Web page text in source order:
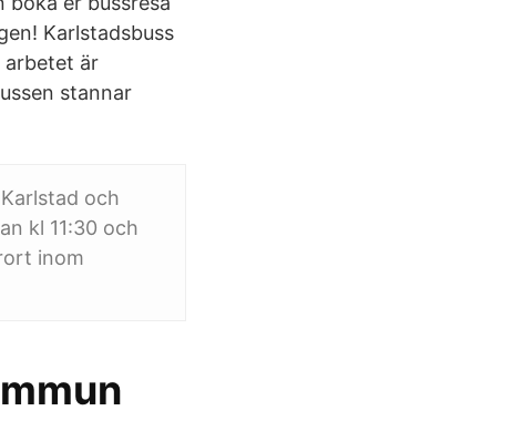
Karlstadsbuss
arbetet är
stannar
och
kl 11:30 och
inom